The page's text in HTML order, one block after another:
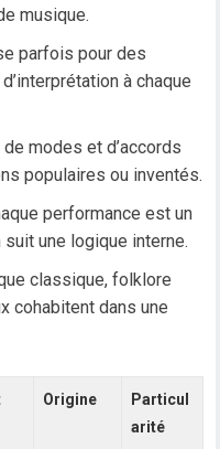
musique.
parfois pour des
à chaque
modes et d’accords
populaires ou inventés.
performance est un
une logique interne.
classique, folklore
cohabitent dans une
Origine
Particul
arité